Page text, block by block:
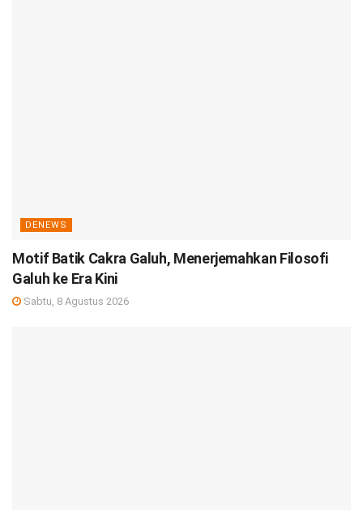
DENEWS
Motif Batik Cakra Galuh, Menerjemahkan Filosofi
Galuh ke Era Kini
Sabtu, 8 Agustus 2026